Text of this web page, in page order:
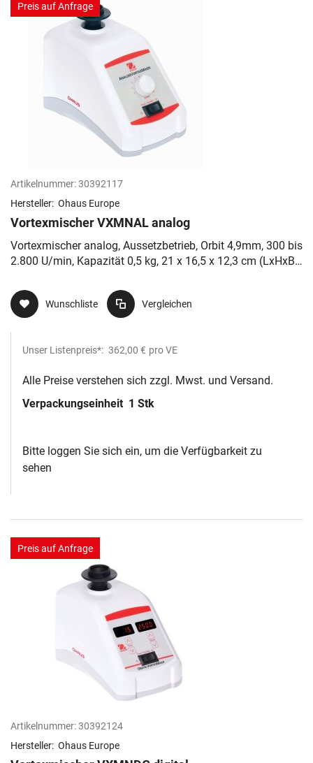
Preis auf Anfrage
Artikelnummer:30392117
Hersteller: Ohaus Europe
Vortexmischer VXMNAL analog
Vortexmischer analog, Aussetzbetrieb, Orbit 4,9mm, 300 bis
2.800 U/min, Kapazität 0,5 kg, 21 x 16,5 x 12,3 cm (LxHxB),
Wunschliste Vergleichen
Unser Listenpreis*: 362,00 € pro VE
Alle Preise verstehen sich zzgl. Mwst. und Versand.
Verpackungseinheit 1 Stk
Bitte loggen Sie sich ein, um die Verfügbarkeit zu
sehen
Preis auf Anfrage
Artikelnummer:30392124
Hersteller: Ohaus Europe